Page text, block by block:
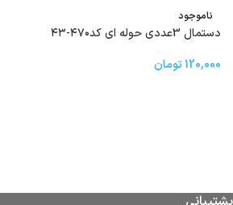
ناموجود
دستمال 3عددی حوله ای کد۴۷۰-۴۳
120,000تومان